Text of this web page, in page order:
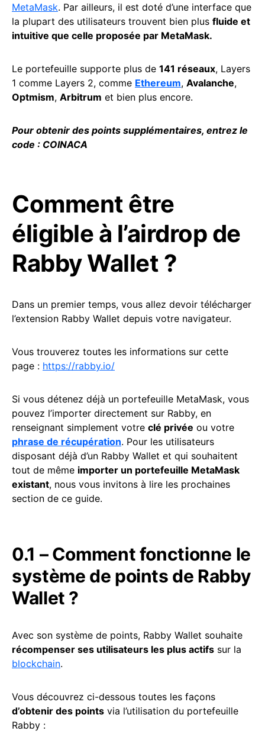
MetaMask. Par ailleurs, il est doté d’une interface que
la plupart des utilisateurs trouvent bien plus fluide et
intuitive que celle proposée par MetaMask.
Le portefeuille supporte plus de 141 réseaux, Layers
1 comme Layers 2, comme Ethereum, Avalanche,
Optmism, Arbitrum et bien plus encore.
Pour obtenir des points supplémentaires, entrez le
code : COINACA
Comment être
éligible à l’airdrop de
Rabby Wallet ?
Dans un premier temps, vous allez devoir télécharger
l’extension Rabby Wallet depuis votre navigateur.
Vous trouverez toutes les informations sur cette
page : https://rabby.io/
Si vous détenez déjà un portefeuille MetaMask, vous
pouvez l’importer directement sur Rabby, en
renseignant simplement votre clé privée ou votre
phrase de récupération. Pour les utilisateurs
disposant déjà d’un Rabby Wallet et qui souhaitent
tout de même importer un portefeuille MetaMask
existant, nous vous invitons à lire les prochaines
section de ce guide.
0.1 – Comment fonctionne le
système de points de Rabby
Wallet ?
Avec son système de points, Rabby Wallet souhaite
récompenser ses utilisateurs les plus actifs sur la
blockchain.
Vous découvrez ci-dessous toutes les façons
d’obtenir des points via l’utilisation du portefeuille
Rabby :